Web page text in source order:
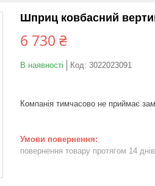
Шприц ковбасний
6 730 ₴
В наявності Код: 3022023091
Компанія тимчасово не приймає
повернення товару протягом 14 днів